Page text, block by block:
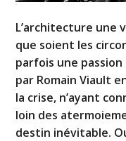
L’architecture une
que soient les
parfois une passion
par Romain Viault
la crise, n’ayant
loin des
destin inévitable.